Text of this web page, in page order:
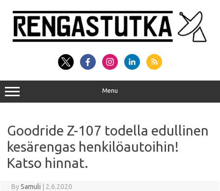
content
Menu
Goodride Z-107 todella edullinen
kesärengas henkilöautoihin!
Katso hinnat.
BySamuli 2.6.2020